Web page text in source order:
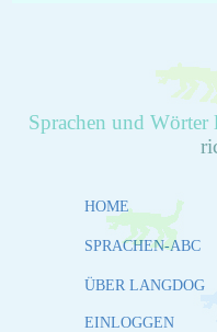
Sprachen und Wörter
HOME
SPRACHEN-ABC
ÜBER LANGDOG
EINLOGGEN